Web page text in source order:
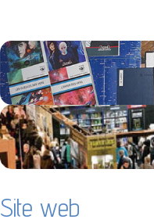
Site web